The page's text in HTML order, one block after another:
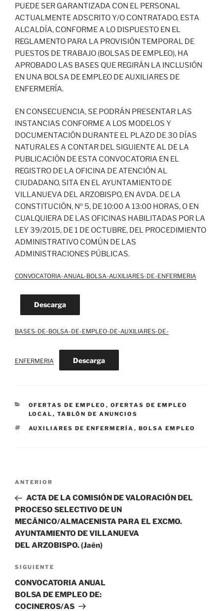
PUEDE SER GARANTIZADA CON EL PERSONAL
ACTUALMENTE ADSCRITO Y/O CONTRATADO, ESTA
ALCALDÍA, CONFORME A LO DISPUESTO EN EL
REGLAMENTO PARA LA PROVISIÓN TEMPORAL DE
PUESTOS DE TRABAJO (BOLSAS DE EMPLEO), HA
APROBADO LAS BASES QUE REGIRÁN LA INCLUSIÓN
EN UNA BOLSA DE EMPLEO DE AUXILIARES DE
ENFERMERÍA.
EN CONSECUENCIA, SE PODRÁN PRESENTAR LAS
INSTANCIAS CONFORME A LOS MODELOS Y
DOCUMENTACIÓN DURANTE EL PLAZO DE 30 DÍAS
NATURALES A CONTAR DEL SIGUIENTE AL DE LA
PUBLICACIÓN DE ESTA CONVOCATORIA EN EL
REGISTRO DE LA OFICINA DE ATENCIÓN AL
CIUDADANO, SITA EN EL AYUNTAMIENTO DE
VILLANUEVA DEL ARZOBISPO, EN AVDA. DE LA
CONSTITUCIÓN, Nº 5, DE 10:00 A 13:00 HORAS, O EN
CUALQUIERA DE LAS OFICINAS HABILITADAS POR LA
LEY 39/2015, DE 1 DE OCTUBRE, DEL PROCEDIMIENTO
ADMINISTRATIVO COMÚN DE LAS
ADMINISTRACIONES PÚBLICAS.
CONVOCATORIA-ANUAL-BOLSA-AUXILIARES-DE-ENFERMERIA
Descarga
BASES-DE-BOLSA-DE-EMPLEO-DE-AUXILIARES-DE-
ENFERMERIA Descarga
CATEGORÍAS
OFERTAS DE EMPLEO , OFERTAS DE EMPLEO
LOCAL , TABLÓN DE ANUNCIOS
ETIQUETAS
AUXILIARES DE ENFERMERÍA , BOLSA EMPLEO
Navegación
entradas
Entrada
anterior:
ANTERIOR
ACTA DE LA COMISIÓN DE VALORACIÓN DEL
PROCESO SELECTIVO DE UN
MECÁNICO/ALMACENISTA PARA EL EXCMO.
AYUNTAMIENTO DE VILLANUEVA
DEL ARZOBISPO. (Jaén)
Siguiente
entrada
SIGUIENTE
CONVOCATORIA ANUAL
BOLSA DE EMPLEO DE:
COCINEROS/AS